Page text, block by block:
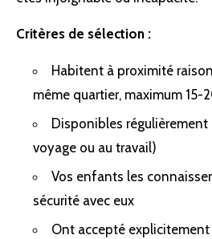
Critères de sélection :
Habitent à proximité
même quartier, maximum 15-
Disponibles
voyage ou au travail)
Vos enfants les
sécurité avec eux
Ont accepté